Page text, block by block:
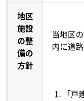
地区
施設
の整
備の
方針
当地区
内に道
「戸